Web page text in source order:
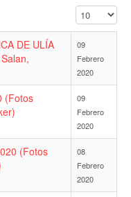
Cantidad a
DE ULÍA
09
Febrero
2020
(Fotos
09
Febrero
2020
(Fotos
08
Febrero
2020